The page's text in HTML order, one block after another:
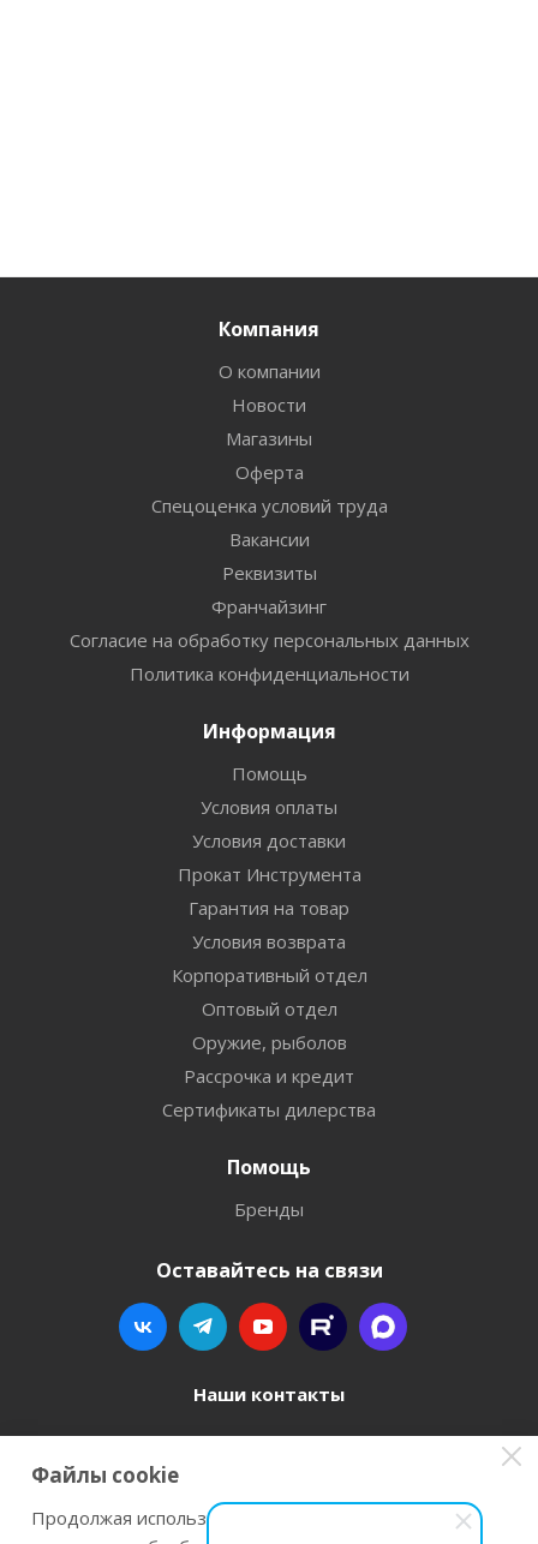
Компания
О компании
Новости
Магазины
Оферта
Спецоценка условий труда
Вакансии
Реквизиты
Франчайзинг
Согласие на обработку персональных данных
Политика конфиденциальности
Информация
Помощь
Условия оплаты
Условия доставки
Прокат Инструмента
Гарантия на товар
Условия возврата
Корпоративный отдел
Оптовый отдел
Оружие, рыболов
Рассрочка и кредит
Сертификаты дилерства
Помощь
Бренды
Оставайтесь на связи
Наши контакты
8 800 77-00-962
Файлы cookie
Продолжая использовать наш сайт Вы даете